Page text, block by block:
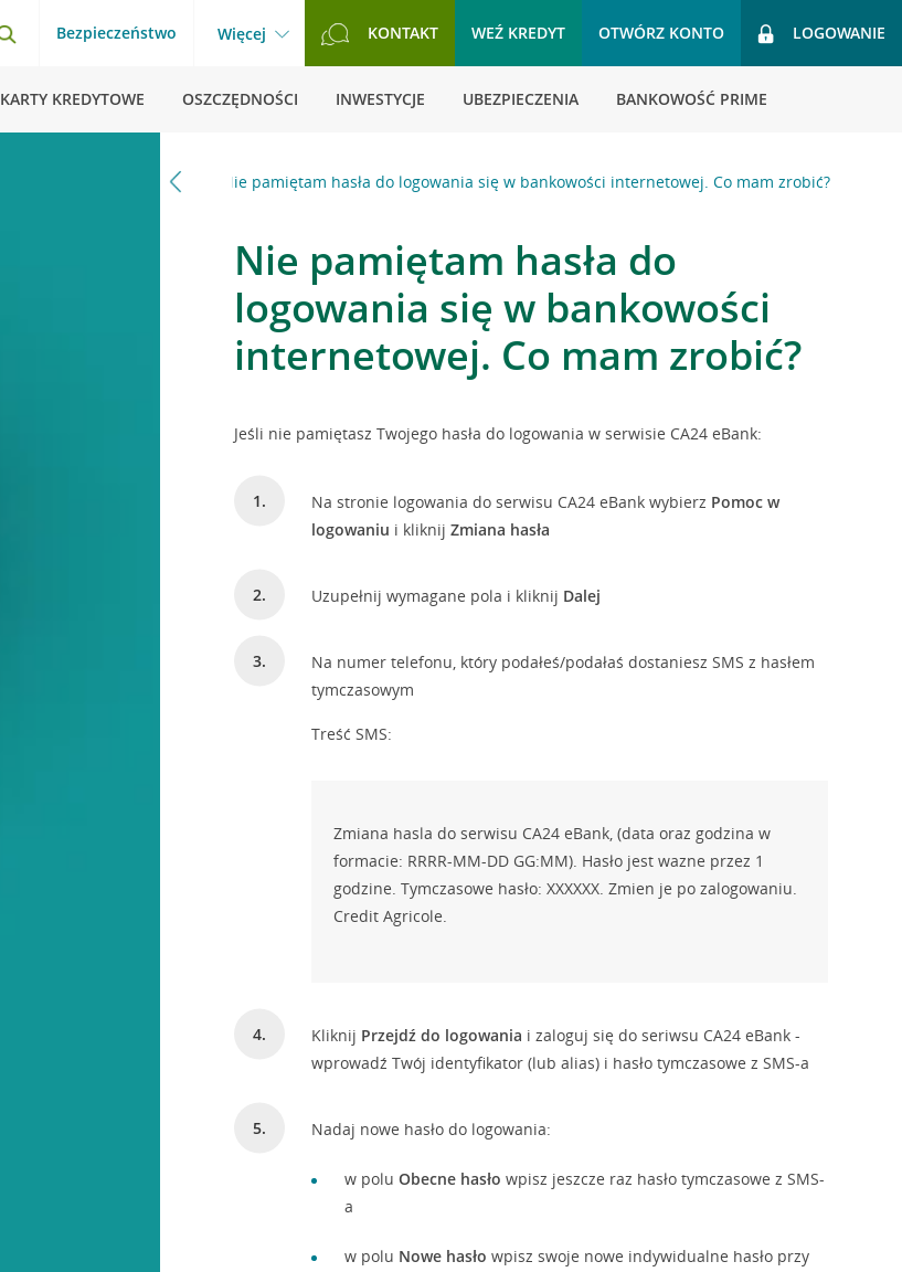
Bezpieczeństwo Więcej KONTAKT WEŹ KREDYT OTWÓRZ KONTO LOGOWANIE
KARTY KREDYTOWE OSZCZĘDNOŚCI INWESTYCJE UBEZPIECZENIA BANKOWOŚĆ PRIME
Serwis CA24 eBank Nie pamiętam hasła do logowania się w bankowości internetowej. Co mam zrobić?
Nie pamiętam hasła do
logowania się w bankowości
internetowej. Co mam zrobić?
Jeśli nie pamiętasz Twojego hasła do logowania w serwisie CA24 eBank:
Na stronie logowania do serwisu CA24 eBank wybierz Pomoc w
logowaniu i kliknijZmiana hasła
Uzupełnij wymagane pola i kliknij Dalej
Na numer telefonu, który podałeś/podałaś dostaniesz SMS z hasłem
tymczasowym
Treść SMS:
Zmiana hasla do serwisu CA24 eBank, (data oraz godzina w
formacie: RRRR-MM-DD GG:MM). Hasło jest wazne przez 1
godzine. Tymczasowe hasło: XXXXXX. Zmien je po zalogowaniu.
Credit Agricole.
Kliknij Przejdź do logowania i zaloguj się do seriwsu CA24 eBank -
wprowadź Twój identyfikator (lub alias) i hasło tymczasowe z SMS-a
Nadaj nowe hasło do logowania:
w poluObecne hasło wpisz jeszcze raz hasło tymczasowe z SMS-
a
w polu Nowe hasło wpisz swoje nowe indywidualne hasło przy